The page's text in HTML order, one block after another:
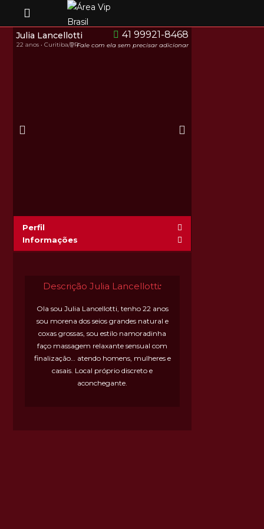
41 99921-8468
Fale com ela sem precisar adicionar
Julia Lancellotti
22 anos • Curitiba/PR
Perfil
Informações
Descrição Julia Lancellotti:
Ola sou Julia Lancellotti, tenho 22 anos
sou morena dos seios grandes natural e
coxas grossas, sou estilo namoradinha
faço massagem relaxante sensual com
finalização… atendo homens, mulheres e
casais. Local próprio discreto e
aconchegante.